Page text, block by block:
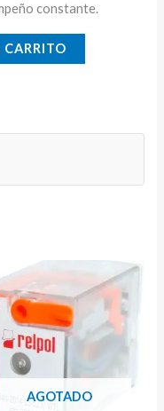
constante.
AGOTADO